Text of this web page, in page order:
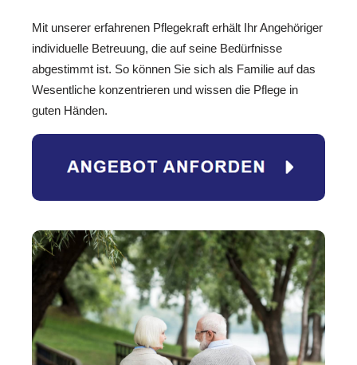
Mit unserer erfahrenen Pflegekraft erhält Ihr Angehöriger
individuelle Betreuung, die auf seine Bedürfnisse
abgestimmt ist. So können Sie sich als Familie auf das
Wesentliche konzentrieren und wissen die Pflege in
guten Händen.